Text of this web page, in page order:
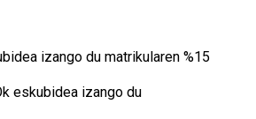
izango du matrikularen %15
eskubidea izango du